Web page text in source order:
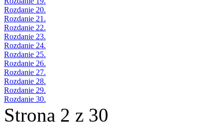
Rozdanie 20.
Rozdanie 21.
Rozdanie 22.
Rozdanie 23.
Rozdanie 24.
Rozdanie 25.
Rozdanie 26.
Rozdanie 27.
Rozdanie 28.
Rozdanie 29.
Rozdanie 30.
Strona 2 z 30